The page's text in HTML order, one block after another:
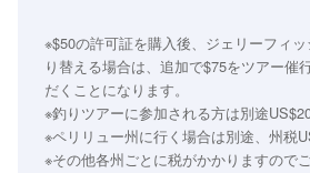
※$50の許可証を購入後、ジェリーフィ
り替える場合は、追加で$75をツアー催
だくことになります。
※釣りツアーに参加される方は別途
※ペリリュー州に行く場合は別途、州税
※その他各州ごとに税がかかりますので